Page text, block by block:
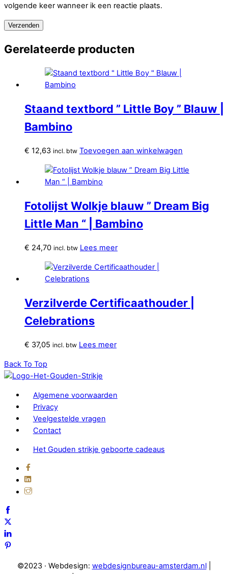
volgende keer wanneer ik een reactie plaats.
Gerelateerde producten
Staand textbord ” Little Boy ” Blauw |
Bambino
€ 12,63 incl. btw Toevoegen aan winkelwagen
Fotolijst Wolkje blauw ” Dream Big
Little Man “ | Bambino
€ 24,70 incl. btw Lees meer
Verzilverde Certificaathouder |
Celebrations
€ 37,05 incl. btw Lees meer
Back To Top
Algemene voorwaarden
Privacy
Veelgestelde vragen
Contact
Het Gouden strikje geboorte cadeaus
©2023 · Webdesign: webdesignbureau-amsterdam.nl|